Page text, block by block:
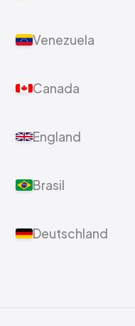
Venezuela
Canada
England
Brasil
Deutschland